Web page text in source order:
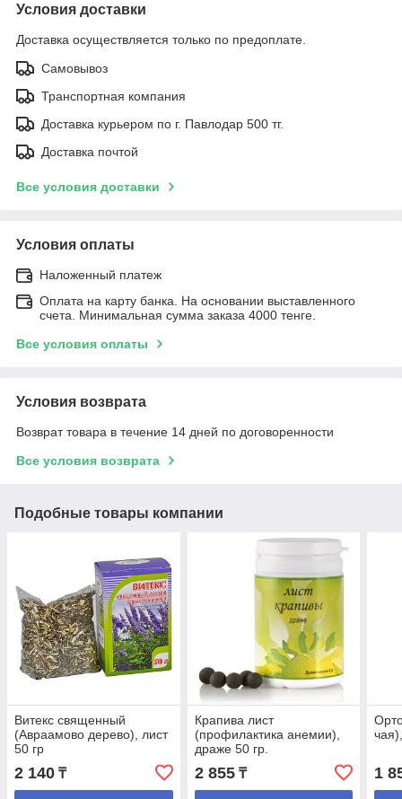
Условия доставки
Доставка осуществляется только по предоплате.
Самовывоз
Транспортная компания
Доставка курьером по г. Павлодар 500 тг.
Доставка почтой
Все условия доставки
Условия оплаты
Наложенный платеж
Оплата на карту банка. На основании выставленного
счета. Минимальная сумма заказа 4000 тенге.
Все условия оплаты
Условия возврата
Возврат товара в течение 14 дней по договоренности
Все условия возврата
Подобные товары компании
Витекс священный
(Авраамово дерево), лист
50 гр
2 140 ₸
Крапива лист
(профилактика анемии),
драже 50 гр.
2 855₸ 1